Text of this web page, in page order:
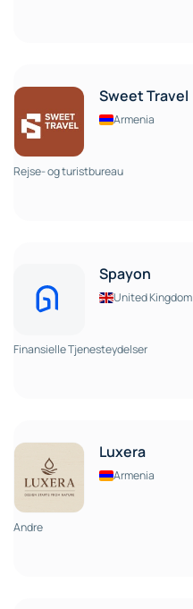
Sweet Travel
Armenia
Rejse- og turistbureau
Spayon
United Kingdom
Finansielle Tjenesteydelser
Luxera
Armenia
Andre